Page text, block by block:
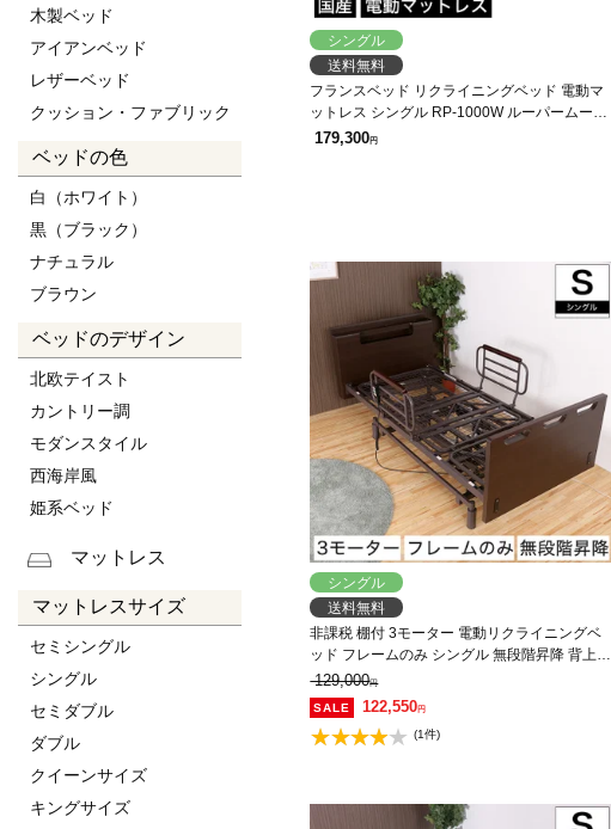
木製ベッド
アイアンベッド
レザーベッド
クッション・ファブリック
ベッドの色
白（ホワイト）
黒（ブラック）
ナチュラル
ブラウン
ベッドのデザイン
北欧テイスト
カントリー調
モダンスタイル
西海岸風
姫系ベッド
マットレス
マットレスサイズ
セミシングル
シングル
セミダブル
ダブル
クイーンサイズ
キングサイズ
シングル
送料無料
フランスベッド リクライニングベッド 電動マ
ットレス シングル RP-1000W ルーパームーブ
2モーター 無段階調整 リモコン操作
179,300円
シングル
送料無料
非課税 棚付 3モーター 電動リクライニングベ
ッド フレームのみ シングル 無段階昇降 背上げ
脚上げ 高さ調整
129,000円
122,550円
(1件)